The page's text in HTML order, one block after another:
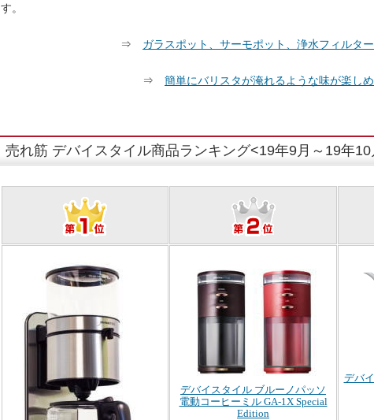
す。
⇒ ガラスポット、サーモポット、浄水フィルタ
⇒ 簡単にバリスタが淹れるような味が楽し
売れ筋 デバイスタイル商品ランキング<19年9月～19年10
デバイスタイル ブルーノパッソ
電動コーヒーミル GA-1X Special
Edition
デバ